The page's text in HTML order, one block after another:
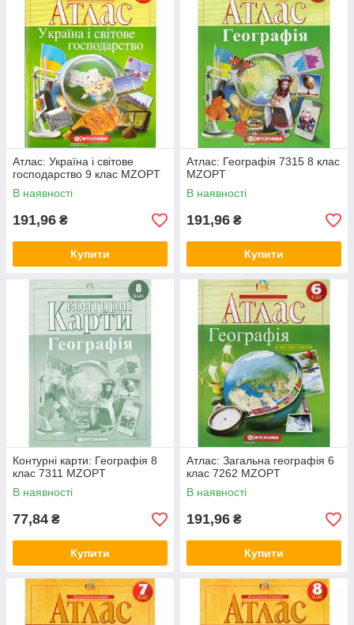
Атлас: Україна і світове
господарство 9 клас MZOPT
В наявності
191,96 ₴
Купити
Атлас: Географія 7315 8 клас
MZOPT
В наявності
191,96 ₴
Купити
Контурні карти: Географiя 8
клас 7311 MZOPT
В наявності
77,84 ₴
Купити
Атлас: Загальна географія 6
клас 7262 MZOPT
В наявності
191,96 ₴
Купити